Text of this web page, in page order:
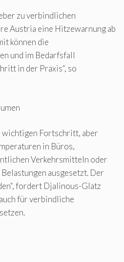
zu verbindlichen
Austria eine Hitzewarnung ab
können die
und im Bedarfsfall
in der Praxis“, so
wichtigen Fortschritt, aber
in Büros,
Verkehrsmitteln oder
ausgesetzt. Der
fordert Djalinous-Glatz
für verbindliche